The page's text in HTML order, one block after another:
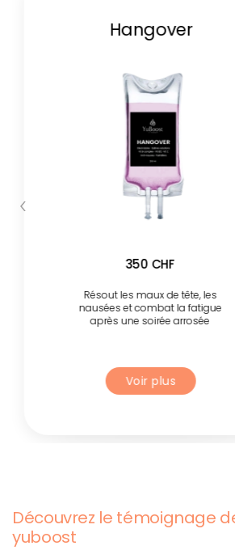
Hangover
350 CHF
Résout les maux de tête, les
nausées et combat la fatigue
après une soirée arrosée
Voir plus
Découvrez le témoignage
yuboost